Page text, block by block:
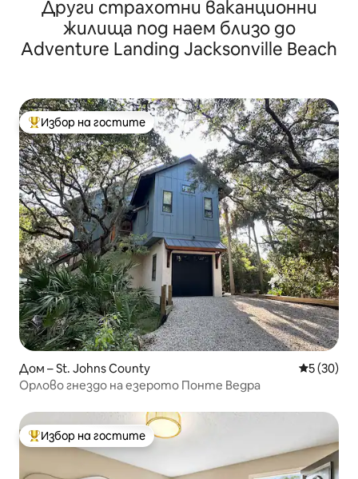
за домашни любимци
Други страхотни ваканционни
жилища под наем близо до
Adventure Landing Jacksonville Beach
Най-популярен избор на гостите
Избор на гостите
Дом – St. Johns County Средна
5 (30)
Орлово гнездо на езерото Понте Ведра
Най-популярен избор на гостите
Избор на гостите